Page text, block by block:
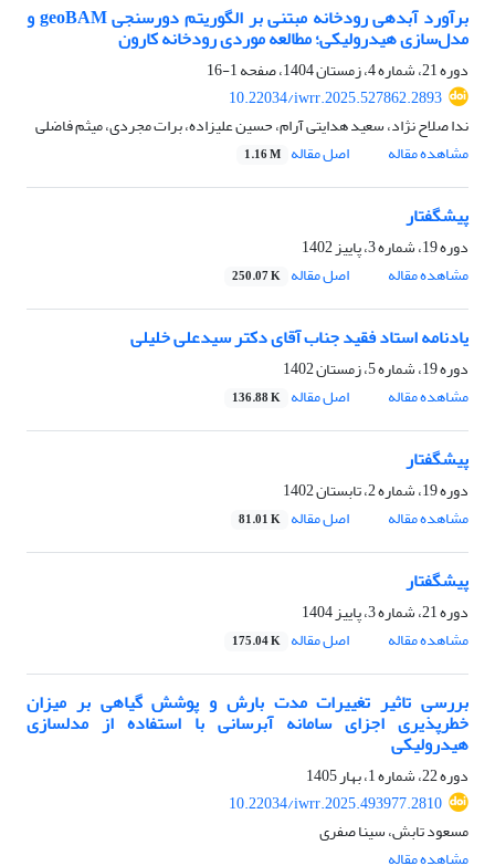
برآورد آبدهی رودخانه مبتنی بر الگوریتم دورسنجی geoBAM و
مدل‌سازی هیدرولیکی؛ مطالعه موردی رودخانه کارون
دوره 21، شماره 4، زمستان 1404، صفحه
1-16
10.22034/iwrr.2025.527862.2893
ندا صلاح نژاد، سعید هدایتی آرام، حسین علیزاده، برات مجردی، میثم فاضلی
مشاهده مقاله
اصل مقاله 1.16 M
پیشگفتار
دوره 19، شماره 3، پاییز 1402
مشاهده مقاله
اصل مقاله 250.07 K
یادنامه استاد فقید جناب آقای دکتر سیدعلی خلیلی
دوره 19، شماره 5، زمستان 1402
مشاهده مقاله
اصل مقاله 136.88 K
پیشگفتار
دوره 19، شماره 2، تابستان 1402
مشاهده مقاله
اصل مقاله 81.01 K
پیشگفتار
دوره 21، شماره 3، پاییز 1404
مشاهده مقاله
اصل مقاله 175.04 K
بررسی تاثیر تغییرات مدت بارش و پوشش گیاهی بر میزان
خطرپذیری اجزای سامانه آبرسانی با استفاده از مدل‎سازی
هیدرولیکی
دوره 22، شماره 1، بهار 1405
10.22034/iwrr.2025.493977.2810
مسعود تابش، سینا صفری
مشاهده مقاله